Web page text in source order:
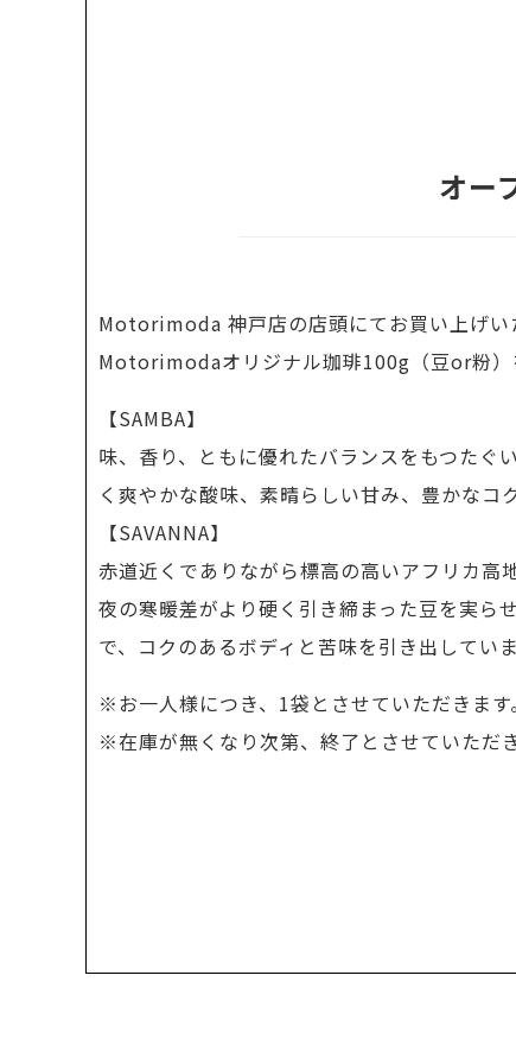
オー
Motorimoda 神戸店の店頭にてお買い上げい
Motorimodaオリジナル珈琲100g（豆or粉）
【SAMBA】
味、香り、ともに優れたバランスをもつたぐ
く爽やかな酸味、素晴らしい甘み、豊かなコ
【SAVANNA】
赤道近くでありながら標高の高いアフリカ高
夜の寒暖差がより硬く引き締まった豆を実ら
で、コクのあるボディと苦味を引き出していま
※お一人様につき、1袋とさせていただきます。
※在庫が無くなり次第、終了とさせていただき